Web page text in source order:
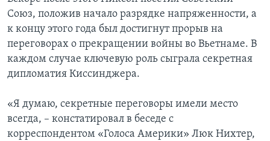
Союз, положив начало разрядке напряженности, а
к концу этого года был достигнут прорыв на
переговорах о прекращении войны во Вьетнаме. В
каждом случае ключевую роль сыграла секретная
дипломатия Киссинджера.
«Я думаю, секретные переговоры имели место
всегда, – констатировал в беседе с
корреспондентом «Голоса Америки» Люк Нихтер,